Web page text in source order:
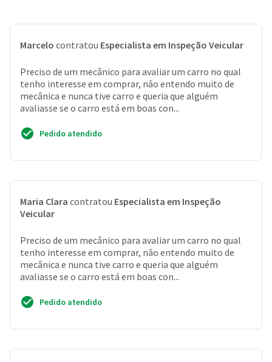
Marcelo contratou Especialista em Inspeção Veicular
Preciso de um mecânico para avaliar um carro no qual
tenho interesse em comprar, não entendo muito de
mecânica e nunca tive carro e queria que alguém
avaliasse se o carro está em boas con...
Pedido atendido
Maria Clara contratou Especialista em Inspeção
Veicular
Preciso de um mecânico para avaliar um carro no qual
tenho interesse em comprar, não entendo muito de
mecânica e nunca tive carro e queria que alguém
avaliasse se o carro está em boas con...
Pedido atendido